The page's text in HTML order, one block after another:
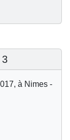
3
à Nimes -